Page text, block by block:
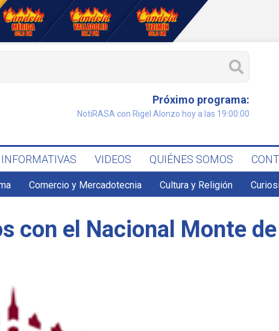
Próximo programa:
NotiRASA con Rigel Alonzo hoy a las 19:00:00
VIDEOS QUIÉNES SOMOS
Comercio y Mercadotecnia Cultura y Religión
con el Nacional Monte de